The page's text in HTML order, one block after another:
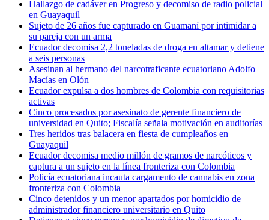
Hallazgo de cadáver en Progreso y decomiso de radio policial
en Guayaquil
Sujeto de 26 años fue capturado en Guamaní por intimidar a
su pareja con un arma
Ecuador decomisa 2,2 toneladas de droga en altamar y detiene
a seis personas
Asesinan al hermano del narcotraficante ecuatoriano Adolfo
Macías en Olón
Ecuador expulsa a dos hombres de Colombia con requisitorias
activas
Cinco procesados por asesinato de gerente financiero de
universidad en Quito; Fiscalía señala motivación en auditorías
Tres heridos tras balacera en fiesta de cumpleaños en
Guayaquil
Ecuador decomisa medio millón de gramos de narcóticos y
captura a un sujeto en la línea fronteriza con Colombia
Policía ecuatoriana incauta cargamento de cannabis en zona
fronteriza con Colombia
Cinco detenidos y un menor apartados por homicidio de
administrador financiero universitario en Quito